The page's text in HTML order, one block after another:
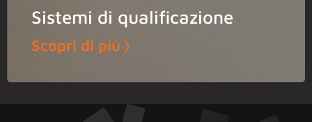
Sistemi di qualificazione
Scopri di più